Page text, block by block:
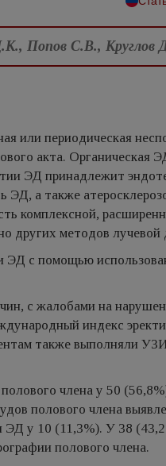
Попов С.В.,
или периодическая
акта. Органическая
ЭД принадлежит
а также
комплексной,
других методов лучевой
ЭД с помощью
с жалобами на
индекс
также выполняли
члена у 50
полового члена
у 10 (11,3%). У 38
полового члена.